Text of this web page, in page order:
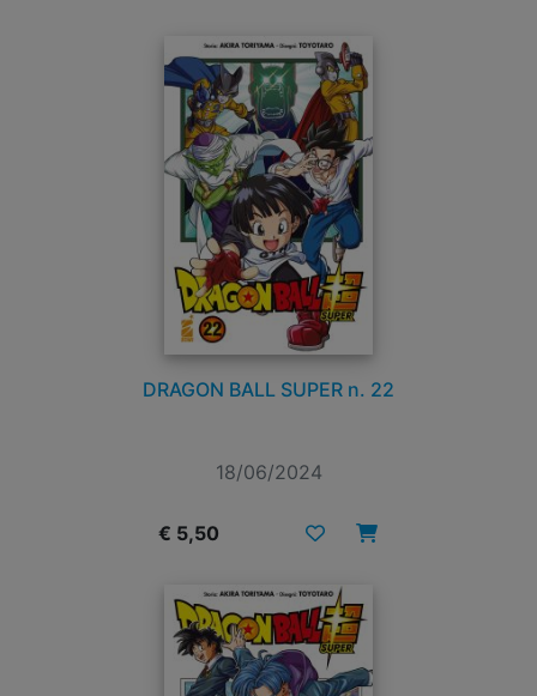
DRAGON BALL SUPER n. 22
18/06/2024
€ 5,50